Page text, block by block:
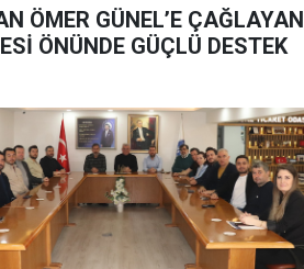
ÖMER GÜNEL’E ÇAĞLAYAN
ÖNÜNDE GÜÇLÜ DESTEK